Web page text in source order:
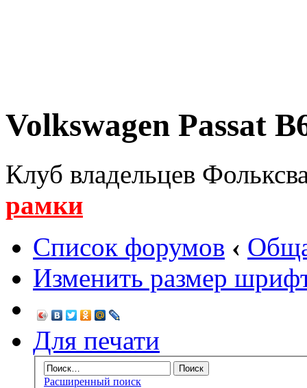
Volkswagen Passat
Клуб владельцев
рамки
Список форумов ‹
Изменить размер
Для печати
Расширенный поиск